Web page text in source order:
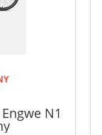
N1